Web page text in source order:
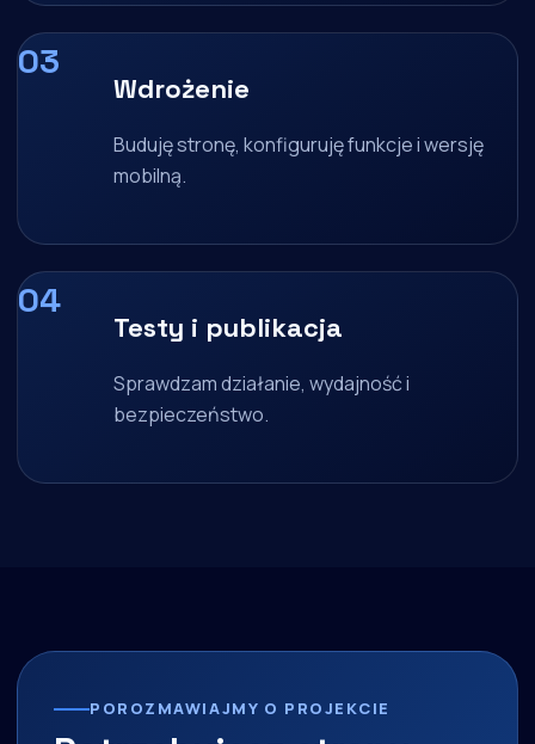
Wdrożenie
Buduję stronę, konfiguruję funkcje i wersję
mobilną.
Testy i publikacja
Sprawdzam działanie, wydajność i
bezpieczeństwo.
POROZMAWIAJMY O PROJEKCIE